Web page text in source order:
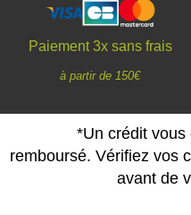
Paiement 3x sans frais
à partir de 150€
*Un crédit vous
remboursé. Vérifiez vos
avant de